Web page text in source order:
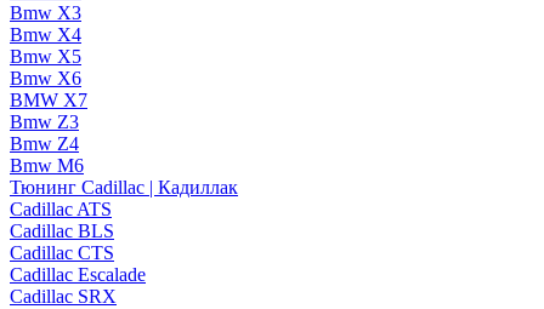
Bmw X3
Bmw X4
Bmw X5
Bmw X6
BMW X7
Bmw Z3
Bmw Z4
Bmw М6
Тюнинг Cadillac | Кадиллак
Cadillac ATS
Cadillac BLS
Cadillac CTS
Cadillac Escalade
Cadillac SRX